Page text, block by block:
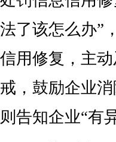
法了该怎么办”
信用修复，主
戒，鼓励企业
则告知企业“有